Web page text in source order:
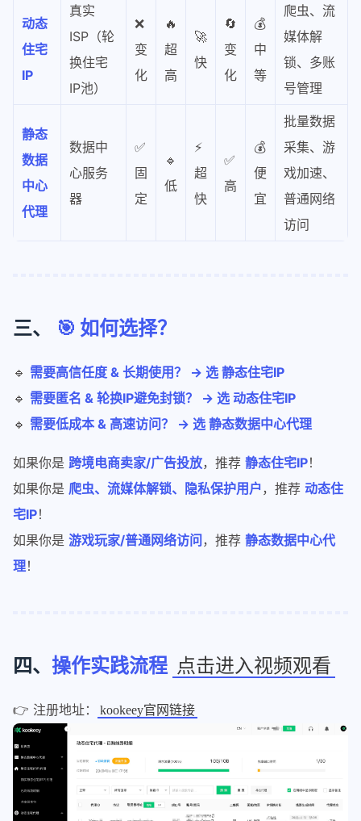
动态
住宅
IP
真实
ISP（轮
换住宅
IP池）
❌
变
化
🔥
超
高
🚀
快
🔄
变
化
💰
中
等
爬虫、流
媒体解
锁、多账
号管理
静态
数据
中心
代理
数据中
心服务
器
✅
固
定
🔹
低
⚡
超
快
✅
高
💰
便
宜
批量数据
采集、游
戏加速、
普通网络
访问
三、 🎯 如何选择？
🔹 需要高信任度 & 长期使用？ → 选 静态住宅IP
🔹 需要匿名 & 轮换IP避免封锁？ → 选 动态住宅IP
🔹 需要低成本 & 高速访问？ → 选 静态数据中心代理
如果你是 跨境电商卖家/广告投放，推荐 静态住宅IP！
如果你是 爬虫、流媒体解锁、隐私保护用户，推荐 动态住
宅IP！
如果你是 游戏玩家/普通网络访问 ，推荐 静态数据中心代
理！
四、 操作实践流程 点击进入视频观看
👉 注册地址： kookeey官网链接